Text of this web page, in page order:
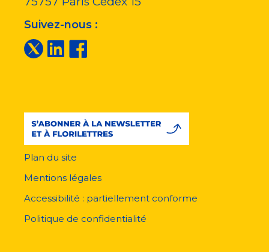
Suivez-nous :
pied
page
Plan du site
Mentions légales
Accessibilité : partiellement conforme
Politique de confidentialité